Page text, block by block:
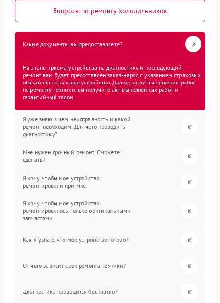
Вопросы по ремонту холодильников
Какие документы вы предоставляете?
На этапе приема устройства на диагностику и последующий
ремонт вам будет предоставлен заказ-наряд с указанием страховых
обязательств на ваше устройство. Далее, после выполнения работ
по ремонту техники, вы получите акт выполненных работ и
гарантийный талон.
Я уже знаю в чем неисправность и какой
ремонт необходим. Для чего проводить
диагностику?
Мне нужен срочный ремонт. Сможете
сделать?
Я хочу, чтобы мое устройство
ремонтировали при мне.
Я хочу, чтобы мое устройство
ремонтировалось только оригинальными
запчастями.
Как я узнаю, что мое устройство готово?
От чего зависит срок ремонта техники?
Диагностика проводится бесплатно?